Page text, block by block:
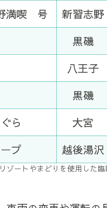
満喫 号 新習志野
黒磯
八王子
黒磯
ら 大宮
プ
越後湯沢
リゾートやまどりを使用した